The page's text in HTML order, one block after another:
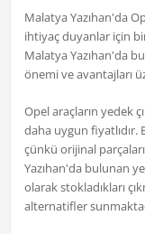
Malatya Yazıhan'da
ihtiyaç duyanlar için
Malatya Yazıhan'da
önemi ve avantajları
Opel araçların yedek
daha uygun fiyatlıdır.
çünkü orijinal
Yazıhan'da bulunan
olarak stokladıkları
alternatifler